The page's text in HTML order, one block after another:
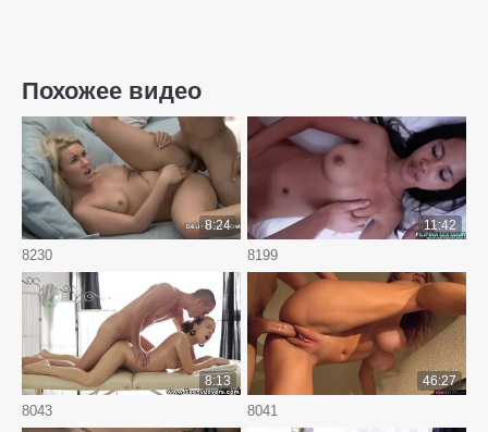
Похожее видео
8230
8:24
8199
11:42
8043
8:13
8041
46:27